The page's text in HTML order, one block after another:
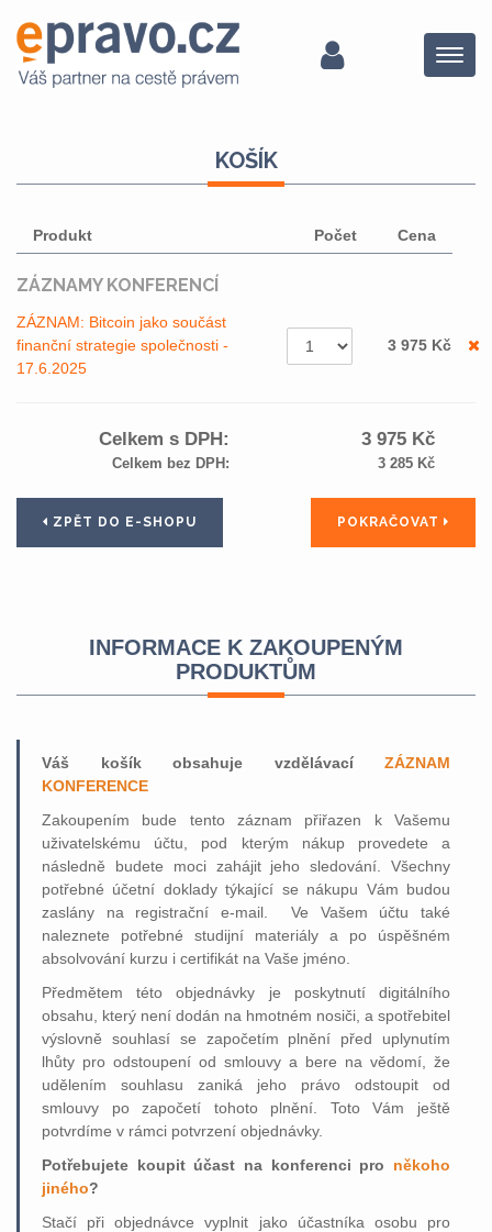
Menu
KOŠÍK
Produkt Počet Cena
ZÁZNAMY KONFERENCÍ
ZÁZNAM: Bitcoin jako součást
finanční strategie společnosti -
17.6.2025
3 975Kč
Celkem s DPH: 3 975Kč
Celkem bez DPH: 3 285Kč
ZPĚT DO E-SHOPU POKRAČOVAT
INFORMACE K ZAKOUPENÝM
PRODUKTŮM
Váš košík obsahuje vzdělávací ZÁZNAM
KONFERENCE
Zakoupením bude tento záznam přiřazen k Vašemu
uživatelskému účtu, pod kterým nákup provedete a
následně budete moci zahájit jeho sledování. Všechny
potřebné účetní doklady týkající se nákupu Vám budou
zaslány na registrační e-mail. Ve Vašem účtu také
naleznete potřebné studijní materiály a po úspěšném
absolvování kurzu i certifikát na Vaše jméno.
Předmětem této objednávky je poskytnutí digitálního
obsahu, který není dodán na hmotném nosiči, a spotřebitel
výslovně souhlasí se započetím plnění před uplynutím
lhůty pro odstoupení od smlouvy a bere na vědomí, že
udělením souhlasu zaniká jeho právo odstoupit od
smlouvy po započetí tohoto plnění. Toto Vám ještě
potvrdíme v rámci potvrzení objednávky.
Potřebujete koupit účast na konferenci pro někoho
jiného?
Stačí při objednávce vyplnit jako účastníka osobu pro